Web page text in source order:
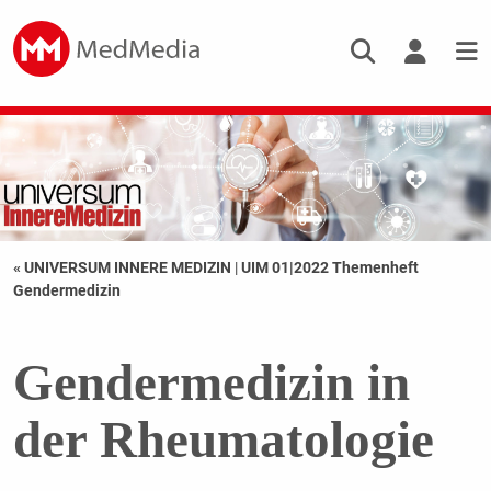
« UNIVERSUM INNERE MEDIZIN |UIM 01|2022 Themenheft
Gendermedizin
Gendermedizin in
der Rheumatologie